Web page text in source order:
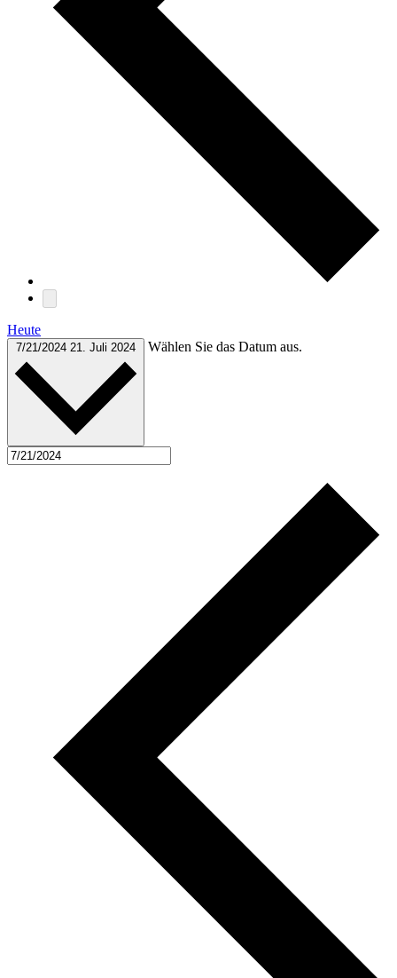
Heute
7/21/2024 21. Juli 2024 Wählen Sie das Datum aus.